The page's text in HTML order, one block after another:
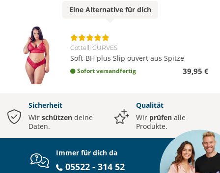
Eine Alternativefür dich
Cottelli CURVES
Soft-BH plus Slip ouvert aus Spitze
Sofort versandfertig 39,95 €
Sicherheit
Wir schützen deine
Daten.
Qualität
Wir prüfen alle
Produkte.
Immer für dich da
05522 - 314 52